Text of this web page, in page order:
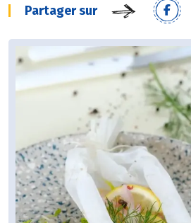
Partager sur